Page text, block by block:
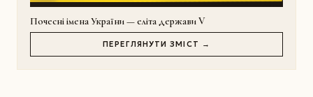
Почесні імена України — еліта держави V
ПЕРЕГЛЯНУТИ ЗМІСТ →